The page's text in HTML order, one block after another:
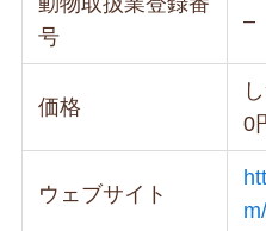
号
–
価格
0
ウェブサイト
m/